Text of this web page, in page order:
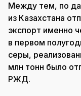
Между тем, по
из Казахстана
экспорт именно
в первом
серы,
млн тонн было
РЖД.